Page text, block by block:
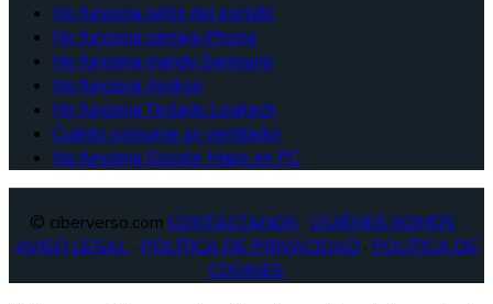
No funciona ratón del portátil
No funciona cámara iPhone
No funciona mando Samsung
No funciona Airdrop
No funciona Teclado Logitech
Cuánto consume un ventilador
No funciona Google Maps en PC
© ciberverso.com CONTÁCTANOS · QUIÉNES SOMOS ·
AVISO LEGAL· POLÍTICA DE PRIVACIDAD · POLÍTICA DE
COOKIES